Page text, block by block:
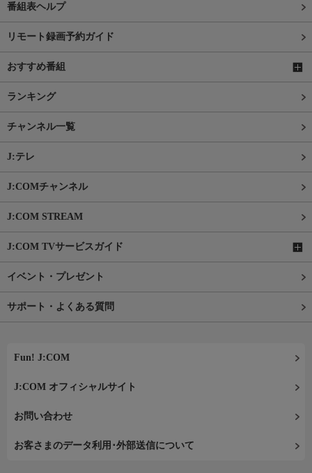
番組表ヘルプ
リモート録画予約ガイド
おすすめ番組
ランキング
チャンネル一覧
J:テレ
J:COMチャンネル
J:COM STREAM
J:COM TVサービスガイド
イベント・プレゼント
サポート・よくある質問
Fun! J:COM
J:COM オフィシャルサイト
お問い合わせ
お客さまのデータ利用･外部送信について